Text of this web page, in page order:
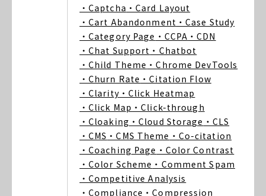
・Captcha ・Card Layout
・Cart Abandonment ・Case Study
・Category Page ・CCPA ・CDN
・Chat Support ・Chatbot
・Child Theme ・Chrome DevTools
・Churn Rate ・Citation Flow
・Clarity ・Click Heatmap
・Click Map ・Click-through
・Cloaking ・Cloud Storage ・CLS
・CMS ・CMS Theme ・Co-citation
・Coaching Page ・Color Contrast
・Color Scheme ・Comment Spam
・Competitive Analysis
・Compliance ・Compression